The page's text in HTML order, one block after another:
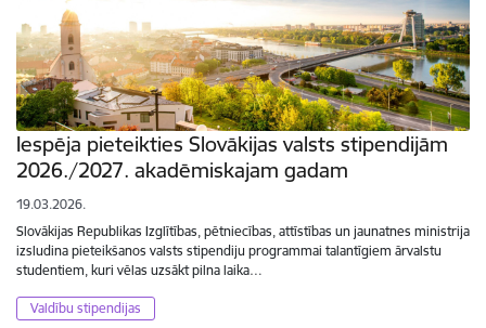
Iespēja pieteikties Slovākijas valsts stipendijām
2026./2027. akadēmiskajam gadam
19.03.2026.
Slovākijas Republikas Izglītības, pētniecības, attīstības un jaunatnes ministrija
izsludina pieteikšanos valsts stipendiju programmai talantīgiem ārvalstu
studentiem, kuri vēlas uzsākt pilna laika…
Valdību stipendijas